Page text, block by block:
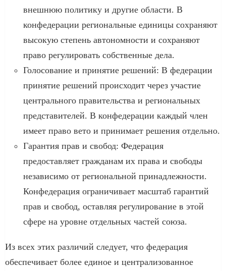
внешнюю политику и другие области. В
конфедерации региональные единицы сохраняют
высокую степень автономности и сохраняют
право регулировать собственные дела.
Голосование и принятие решений: В федерации
принятие решений происходит через участие
центрального правительства и региональных
представителей. В конфедерации каждый член
имеет право вето и принимает решения отдельно.
Гарантия прав и свобод: Федерация
предоставляет гражданам их права и свободы
независимо от региональной принадлежности.
Конфедерация ограничивает масштаб гарантий
прав и свобод, оставляя регулирование в этой
сфере на уровне отдельных частей союза.
Из всех этих различий следует, что федерация
обеспечивает более единое и централизованное